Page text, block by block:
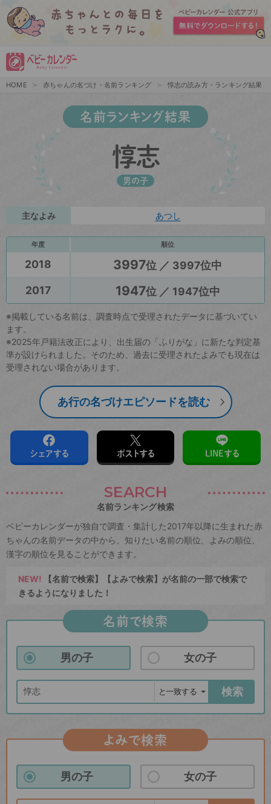
HOME 赤ちゃんの名づけ・名前ランキング 惇志の読み方・ランキング結果
名前ランキング結果
惇志
男の子
主なよみ あつし
年度 順位
2018 3997位 ／ 3997位中
2017
1947位 ／ 1947位中
※掲載している名前は、調査時点で受理されたデータに基づいてい
ます。
※2025年戸籍法改正により、出生届の「ふりがな」に新たな判定基
準が設けられました。そのため、過去に受理されたよみでも現在は
受理されない場合があります。
あ行の名づけエピソードを読む
シェアする ポストする LINEする
SEARCH
名前ランキング検索
ベビーカレンダーが独自で調査・集計した2017年以降に生まれた赤
ちゃんの名前データの中から、知りたい名前の順位、よみの順位、
漢字の順位を見ることができます。
NEW! 【名前で検索】【よみで検索】が名前の一部で検索で
きるようになりました！
名前で検索
男の子 女の子
検索
よみで検索
男の子 女の子